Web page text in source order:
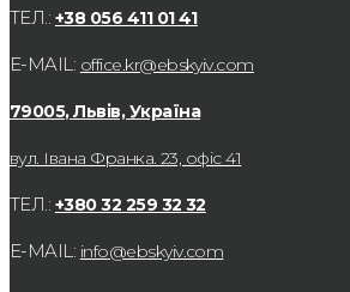
ТЕЛ.: +38 056 411 01 41
E-MAIL: office.kr@ebskyiv.com
79005, Львів, Україна
вул. Івана Франка. 23, офіс 41
ТЕЛ.: +380 32 259 32 32
E-MAIL: info@ebskyiv.com